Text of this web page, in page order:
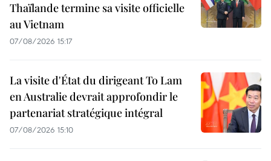
Thaïlande termine sa visite officielle
au Vietnam
07/08/2026 15:17
La visite d'État du dirigeant To Lam
en Australie devrait approfondir le
partenariat stratégique intégral
07/08/2026 15:10